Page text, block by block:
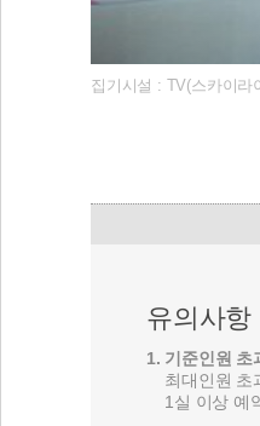
집기시설 : TV(스카이
유의사항
1. 기준인원 초
최대인원 초
1실 이상 예